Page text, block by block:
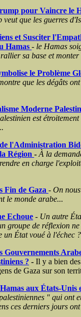
pour Vaincre le
que les guerres
et Susciter
Hamas - le Hamas
sa base et
le Problème
que les dégâts
Moderne
est
l'Administration
Région - À la
en charge
Fin de Gaza - On
le monde arabe...
Echoue - Un autre
groupe de réflexion
État voué à l'échec ?
Gouvernements
? - Il y a bien
de Gaza sur son
aux États-Unis
" qui ont
ces derniers jours